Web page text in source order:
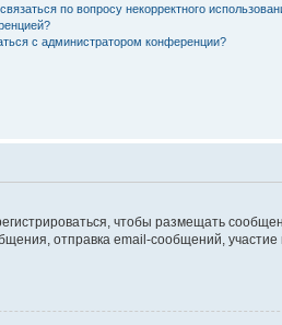
по вопросу некорректного
с администратором конференции?
чтобы размещать
отправка email-сообщений, участие